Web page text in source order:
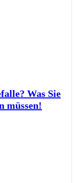
Was Sie
müssen!